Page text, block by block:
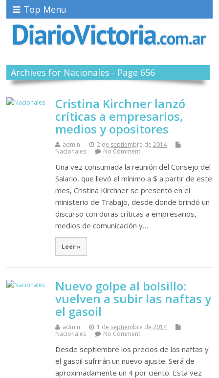
Top Menu
Archives for Nacionales - Page 656
Cristina Kirchner lanzó
críticas a empresarios,
medios y opositores
admin
2 de septiembre de 2014
Nacionales
No Comment
Una vez consumada la reunión del Consejo del
Salario, que llevó el mínimo a $ a partir de este
mes, Cristina Kirchner se presentó en el
ministerio de Trabajo, desde donde brindó un
discurso con duras críticas a empresarios,
medios de comunicación y…
Leer »
Nuevo golpe al bolsillo:
vuelven a subir las naftas y
el gasoil
admin
1 de septiembre de 2014
Nacionales
No Comment
Desde septiembre los precios de las naftas y
el gasoil sufrirán un nuevo ajuste. Será de
aproximadamente un 4 por ciento. Esta vez